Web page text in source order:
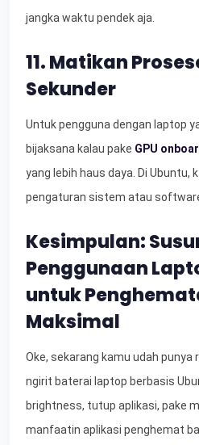
jangka waktu pendek aja.
11. Matikan
Sekunder
Untuk pengguna dengan laptop
bijaksana kalau pake GPU
yang lebih haus daya. Di Ubuntu,
pengaturan sistem atau software
Kesimpulan:
Penggunaan
untuk
Maksimal
Oke, sekarang kamu udah
ngirit baterai laptop berbasis
brightness, tutup aplikasi, pake
manfaatin aplikasi penghemat